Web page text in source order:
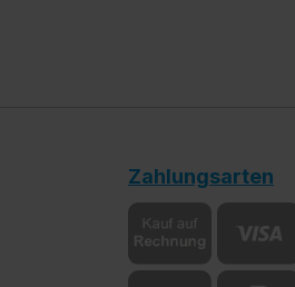
Zahlungsarten